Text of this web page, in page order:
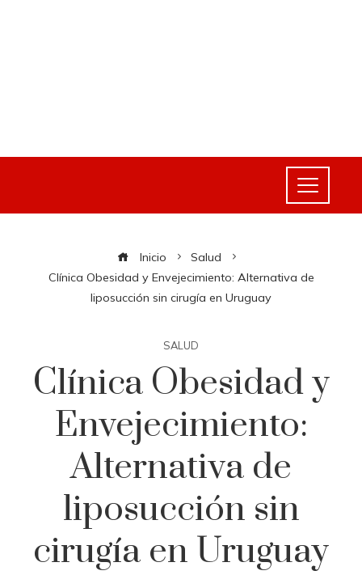
Inicio
Salud
Clínica Obesidad y Envejecimiento: Alternativa de
liposucción sin cirugía en Uruguay
SALUD
Clínica Obesidad y
Envejecimiento:
Alternativa de
liposucción sin
cirugía en Uruguay